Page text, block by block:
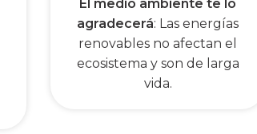
El medio ambiente te lo
agradecerá: Las energías
renovables no afectan el
ecosistema y son de larga
vida.